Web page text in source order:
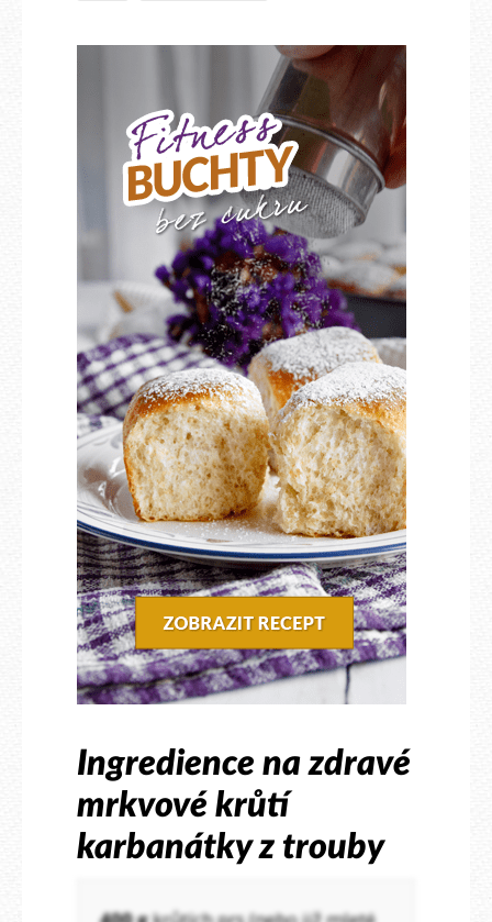
Ingredience na zdravé
mrkvové krůtí
karbanátky z trouby